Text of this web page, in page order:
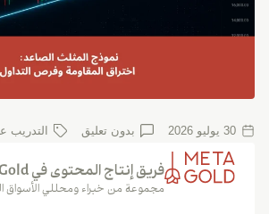
30 يوليو 2026 بدون تعلیق التدريب
فريق إنتاج المحتوى في MetaGold
مجموعة من خبراء ومحللي الأسواق